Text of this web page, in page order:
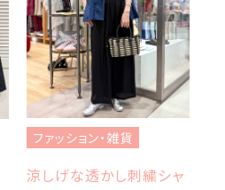
ファッション・雑貨
涼しげな透かし刺繍シャ